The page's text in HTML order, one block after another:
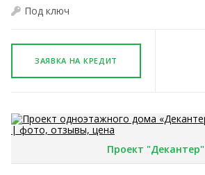
Под ключ
ЗАЯВКА НА КРЕДИТ
Проект "Декантер"